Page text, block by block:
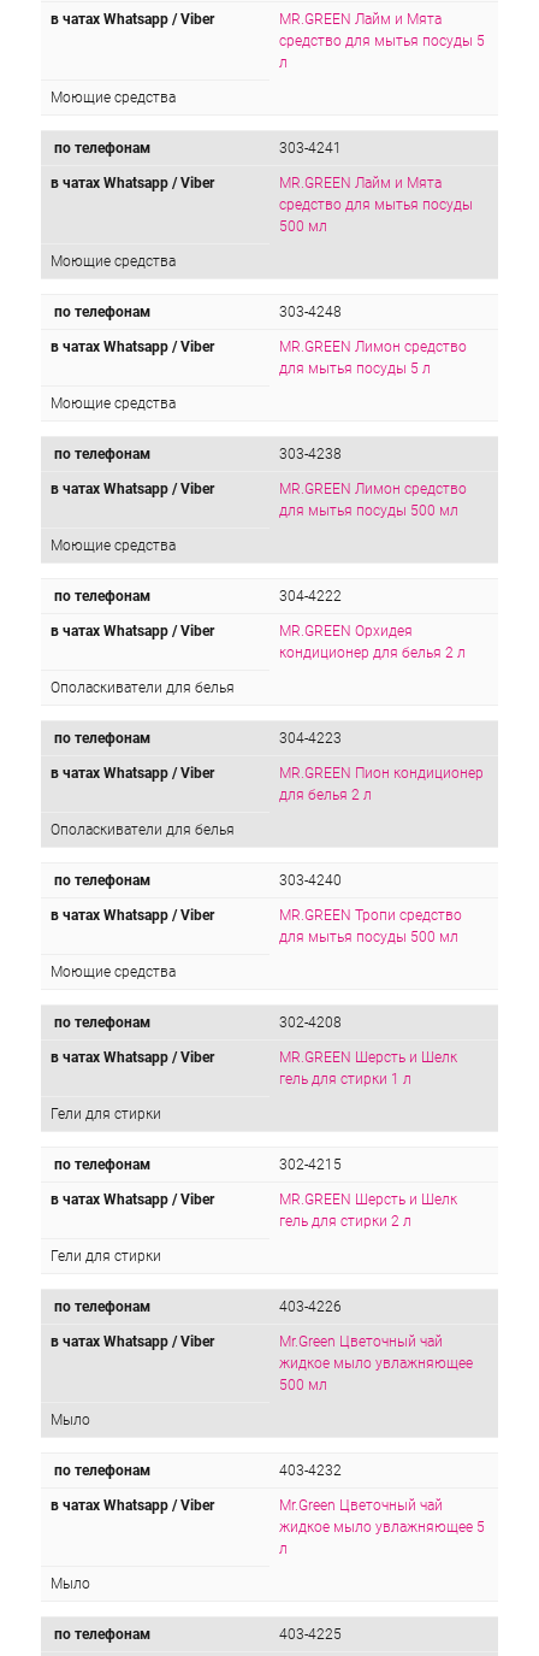
в чатах Whatsapp / Viber
MR.GREEN Лайм и Мята
средство для мытья посуды 5
л
Моющие средства
по телефонам 303-4241
в чатах Whatsapp / Viber
MR.GREEN Лайм и Мята
средство для мытья посуды
500 мл
Моющие средства
по телефонам 303-4248
в чатах Whatsapp / Viber
MR.GREEN Лимон средство
для мытья посуды 5 л
Моющие средства
по телефонам 303-4238
в чатах Whatsapp / Viber
MR.GREEN Лимон средство
для мытья посуды 500 мл
Моющие средства
по телефонам 304-4222
в чатах Whatsapp / Viber
MR.GREEN Орхидея
кондиционер для белья 2 л
Ополаскиватели для белья
по телефонам 304-4223
в чатах Whatsapp / Viber
MR.GREEN Пион кондиционер
для белья 2 л
Ополаскиватели для белья
по телефонам 303-4240
в чатах Whatsapp / Viber
MR.GREEN Тропи средство
для мытья посуды 500 мл
Моющие средства
по телефонам 302-4208
в чатах Whatsapp / Viber
MR.GREEN Шерсть и Шелк
гель для стирки 1 л
Гели для стирки
по телефонам 302-4215
в чатах Whatsapp / Viber
MR.GREEN Шерсть и Шелк
гель для стирки 2 л
Гели для стирки
по телефонам 403-4226
в чатах Whatsapp / Viber
Mr.Green Цветочный чай
жидкое мыло увлажняющее
500 мл
Мыло
по телефонам 403-4232
в чатах Whatsapp / Viber
Mr.Green Цветочный чай
жидкое мыло увлажняющее 5
л
Мыло
по телефонам 403-4225